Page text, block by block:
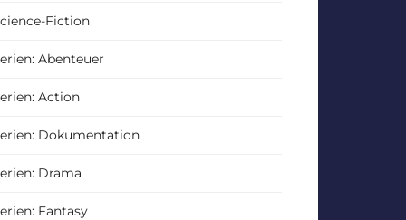
Fiction
Abenteuer
Action
Dokumentation
Drama
Fantasy